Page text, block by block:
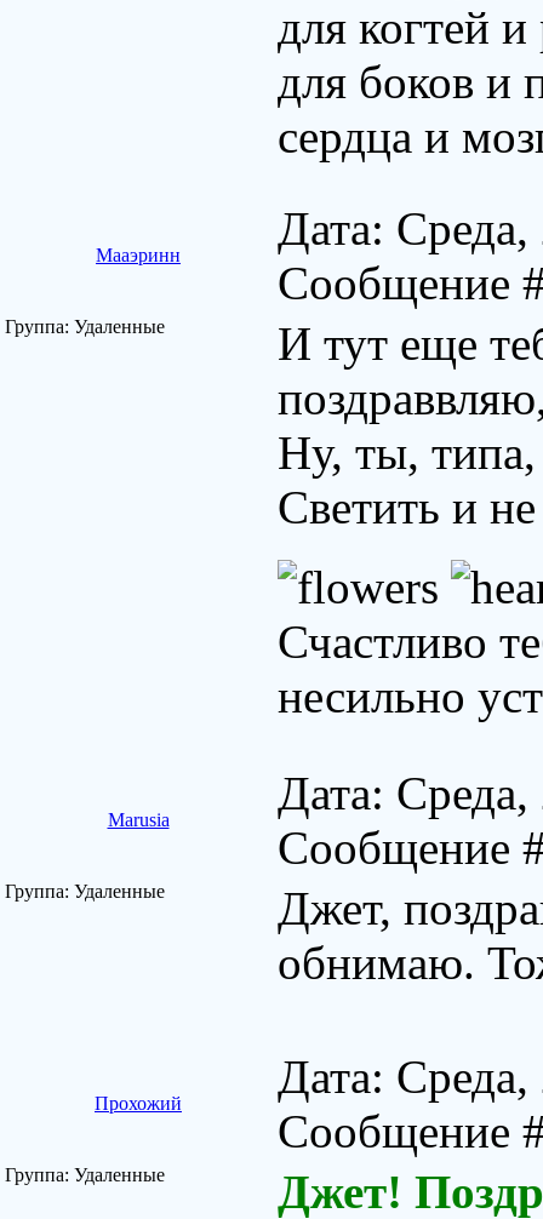
для когтей
для боков и
сердца и
Мааэринн
Дата:
Сообщение
Группа: Удаленные
И тут еще
Ну, ты, типа,
Светить и
Счастливо
несильно
Marusia
Дата:
Сообщение
Группа: Удаленные
Джет,
обнимаю.
Прохожий
Дата:
Сообщение
Группа: Удаленные
Джет!